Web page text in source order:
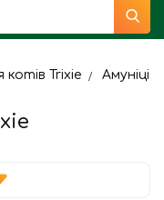
котів Trixie Амуніція